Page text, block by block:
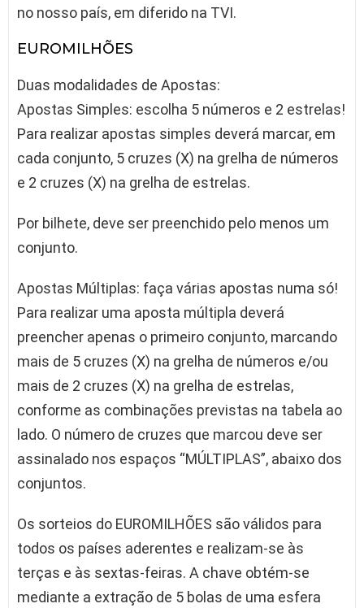
no nosso país, em diferido na TVI.
EUROMILHÕES
Duas modalidades de Apostas:
Apostas Simples: escolha 5 números e 2 estrelas!
Para realizar apostas simples deverá marcar, em
cada conjunto, 5 cruzes (X) na grelha de números
e 2 cruzes (X) na grelha de estrelas.
Por bilhete, deve ser preenchido pelo menos um
conjunto.
Apostas Múltiplas: faça várias apostas numa só!
Para realizar uma aposta múltipla deverá
preencher apenas o primeiro conjunto, marcando
mais de 5 cruzes (X) na grelha de números e/ou
mais de 2 cruzes (X) na grelha de estrelas,
conforme as combinações previstas na tabela ao
lado. O número de cruzes que marcou deve ser
assinalado nos espaços “MÚLTIPLAS”, abaixo dos
conjuntos.
Os sorteios do EUROMILHÕES são válidos para
todos os países aderentes e realizam-se às
terças e às sextas-feiras. A chave obtém-se
mediante a extração de 5 bolas de uma esfera